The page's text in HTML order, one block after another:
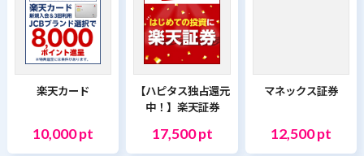
楽天カード
10,000 pt
【ハピタス独占還元
中！】楽天証券
17,500 pt
マネックス証券
12,500 pt